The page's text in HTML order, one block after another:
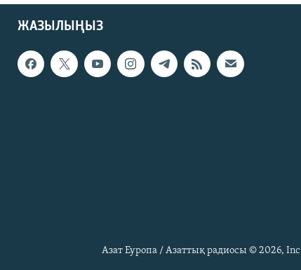
ЖАЗЫЛЫҢЫЗ
Азат Еуропа / Азаттық радиосы © 2026,